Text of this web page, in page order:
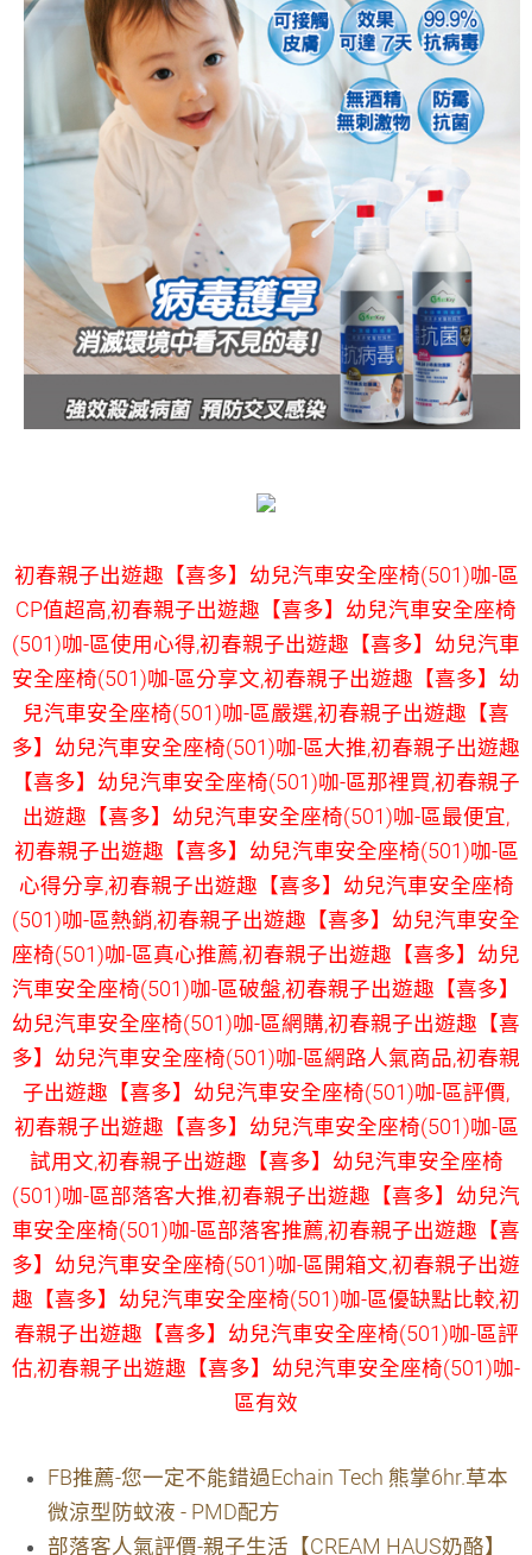
初春親子出遊趣【喜多】幼兒汽車安全座椅(501)咖-區
CP值超高,初春親子出遊趣【喜多】幼兒汽車安全座椅
(501)咖-區使用心得,初春親子出遊趣【喜多】幼兒汽車
安全座椅(501)咖-區分享文,初春親子出遊趣【喜多】幼
兒汽車安全座椅(501)咖-區嚴選,初春親子出遊趣【喜
多】幼兒汽車安全座椅(501)咖-區大推,初春親子出遊趣
【喜多】幼兒汽車安全座椅(501)咖-區那裡買,初春親子
出遊趣【喜多】幼兒汽車安全座椅(501)咖-區最便宜,
初春親子出遊趣【喜多】幼兒汽車安全座椅(501)咖-區
心得分享,初春親子出遊趣【喜多】幼兒汽車安全座椅
(501)咖-區熱銷,初春親子出遊趣【喜多】幼兒汽車安全
座椅(501)咖-區真心推薦,初春親子出遊趣【喜多】幼兒
汽車安全座椅(501)咖-區破盤,初春親子出遊趣【喜多】
幼兒汽車安全座椅(501)咖-區網購,初春親子出遊趣【喜
多】幼兒汽車安全座椅(501)咖-區網路人氣商品,初春親
子出遊趣【喜多】幼兒汽車安全座椅(501)咖-區評價,
初春親子出遊趣【喜多】幼兒汽車安全座椅(501)咖-區
試用文,初春親子出遊趣【喜多】幼兒汽車安全座椅
(501)咖-區部落客大推,初春親子出遊趣【喜多】幼兒汽
車安全座椅(501)咖-區部落客推薦,初春親子出遊趣【喜
多】幼兒汽車安全座椅(501)咖-區開箱文,初春親子出遊
趣【喜多】幼兒汽車安全座椅(501)咖-區優缺點比較,初
春親子出遊趣【喜多】幼兒汽車安全座椅(501)咖-區評
估,初春親子出遊趣【喜多】幼兒汽車安全座椅(501)咖-
區有效
FB推薦-您一定不能錯過Echain Tech 熊掌6hr.草本
微涼型防蚊液 - PMD配方
部落客人氣評價-親子生活【CREAM HAUS奶酪】